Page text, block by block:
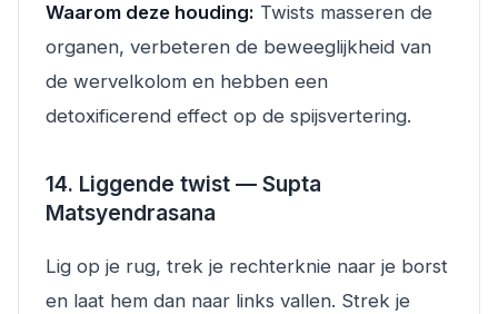
Waarom deze houding: Twists masseren de
organen, verbeteren de beweeglijkheid van
de wervelkolom en hebben een
detoxificerend effect op de spijsvertering.
14. Liggende twist — Supta
Matsyendrasana
Lig op je rug, trek je rechterknie naar je borst
en laat hem dan naar links vallen. Strek je